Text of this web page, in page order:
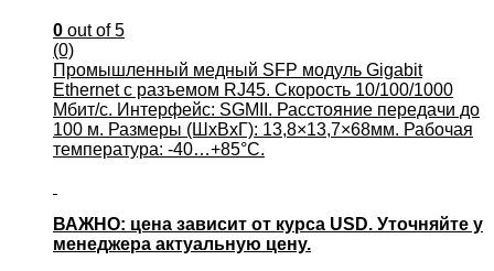
0 out of 5
(0)
Промышленный медный SFP модуль Gigabit
Ethernet с разъемом RJ45. Скорость 10/100/1000
Мбит/с. Интерфейс: SGMII. Расстояние передачи до
100 м. Размеры (ШхВхГ): 13,8×13,7×68мм. Рабочая
температура: -40…+85°С.
ВАЖНО: цена зависит от курса USD. Уточняйте у
менеджера актуальную цену.